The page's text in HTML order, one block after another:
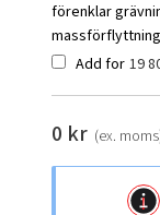
förenklar
Add for 19
0 kr (ex.